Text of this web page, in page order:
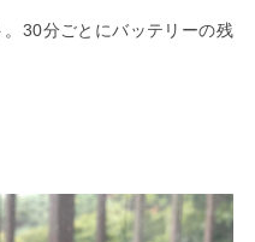
30分ごとにバッテリーの残